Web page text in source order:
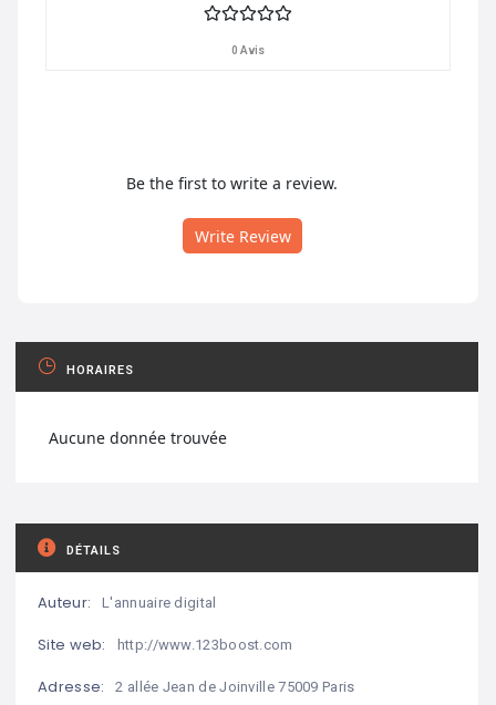
0 Avis
Be the first to write a review.
Write Review
HORAIRES
Aucune donnée trouvée
DÉTAILS
Auteur: L'annuaire digital
Site web: http://www.123boost.com
Adresse: 2 allée Jean de Joinville 75009 Paris